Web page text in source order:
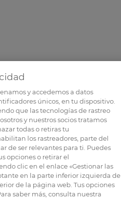
y accedemos a datos
únicos, en tu dispositivo.
que las tecnologías de rastreo
y nuestros socios tratamos
todas o retiras tu
los rastreadores, parte del
de ser relevantes para ti. Puedes
opciones o retirar el
clic en el enlace «Gestionar las
en la parte inferior izquierda de
de la página web. Tus opciones
saber más, consulta nuestra